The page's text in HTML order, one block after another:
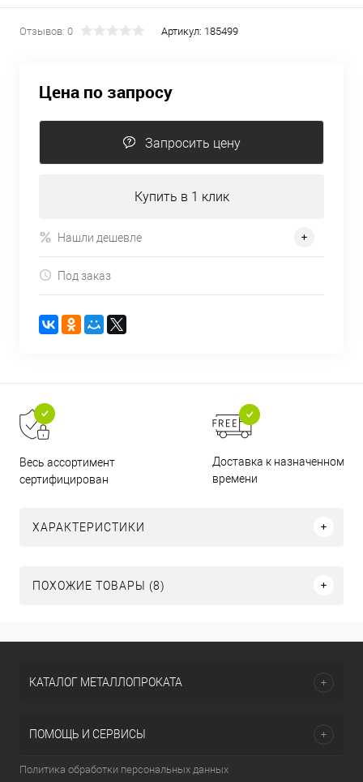
Отзывов: 0 Артикул: 185499
Цена по запросу
Запросить цену
Купить в 1 клик
Нашли дешевле
Под заказ
Весь ассортимент
сертифицирован
Доставка к назначенному
времени
ХАРАКТЕРИСТИКИ
ПОХОЖИЕ ТОВАРЫ (8)
КАТАЛОГ МЕТАЛЛОПРОКАТА
ПОМОЩЬ И СЕРВИСЫ
Политика обработки персональных данных